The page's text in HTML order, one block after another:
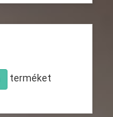
terméket